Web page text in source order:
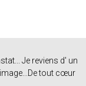
Je reviens d' un
tout cœur